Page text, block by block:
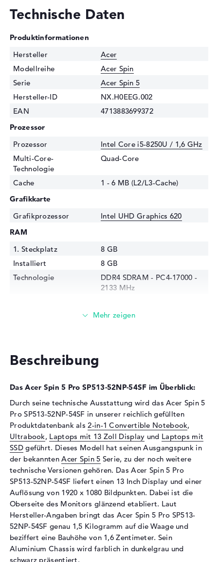
Technische Daten
Produktinformationen
Hersteller
Acer
Modellreihe
Acer Spin
Serie
Acer Spin 5
Hersteller-ID
NX.H0EEG.002
EAN
4713883699372
Prozessor
Prozessor
Intel Core i5-8250U / 1,6 GHz
Multi-Core-
Technologie
Quad-Core
Cache
1 - 6 MB (L2/L3-Cache)
Grafikkarte
Grafikprozessor
Intel UHD Graphics 620
RAM
1. Steckplatz
8 GB
Installiert
8 GB
Technologie
DDR4 SDRAM - PC4-17000 -
2133 MHz
512 GB SSD
Display
Display-Typ
13,3" TFT
Max. Auflösung
1920 x 1080
Auflösungstyp
Full-HD
Besonderheiten
Multi-Touchscreen, glänzend,
LED-Hintergrundbeleuchtung,
IPS Panel
Kartenleser
Unterstützte Flash-
Speicherkarten
SD Memory Card
Audio
Soundkarte
onboard
Mikrofon
Beschreibung
Das Acer Spin 5 Pro SP513-52NP-54SF im Überblick:
Durch seine technische Ausstattung wird das Acer Spin 5
Pro SP513-52NP-54SF in unserer reichlich gefüllten
Produktdatenbank als2-in-1 Convertible Notebook,
Ultrabook, Laptops mit 13 Zoll Display und Laptops mit
SSDgeführt. Dieses Modell hat seinen Ausgangspunk in
der bekanntenAcer Spin 5 Serie, zu der noch weitere
technische Versionen gehören. Das Acer Spin 5 Pro
SP513-52NP-54SF liefert einen 13 Inch Display und einer
Auflösung von 1920 x 1080 Bildpunkten. Dabei ist die
Oberseite des Monitors glänzend etabliert. Laut
Hersteller-Angaben bringt das Acer Spin 5 Pro SP513-
52NP-54SF genau 1,5 Kilogramm auf die Waage und
beziffert eine Bauhöhe von 1,6 Zentimeter. Sein
Aluminium Chassis wird farblich in dunkelgrau und
schwarz präsentiert.